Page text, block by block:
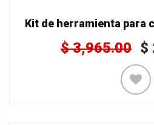
Kit de herramienta para
$3,965.00 $